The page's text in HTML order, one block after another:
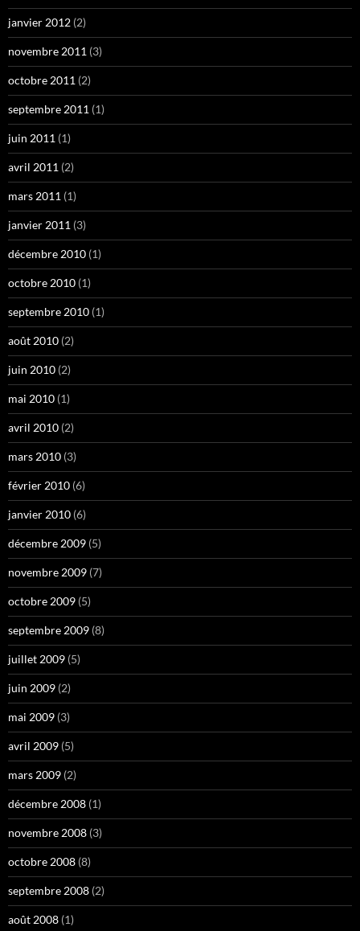
janvier 2012 (2)
novembre 2011 (3)
octobre 2011 (2)
septembre 2011 (1)
juin 2011 (1)
avril 2011 (2)
mars 2011 (1)
janvier 2011 (3)
décembre 2010 (1)
octobre 2010 (1)
septembre 2010 (1)
août 2010 (2)
juin 2010 (2)
mai 2010 (1)
avril 2010 (2)
mars 2010 (3)
février 2010 (6)
janvier 2010 (6)
décembre 2009 (5)
novembre 2009 (7)
octobre 2009 (5)
septembre 2009 (8)
juillet 2009 (5)
juin 2009 (2)
mai 2009 (3)
avril 2009 (5)
mars 2009 (2)
décembre 2008 (1)
novembre 2008 (3)
octobre 2008 (8)
septembre 2008 (2)
août 2008 (1)